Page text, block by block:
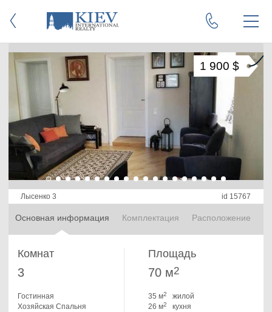
Лысенко 3 id 15767
Основная информация Комплектация Расположение
1 900 $
Комнат
3
Гостинная
Хозяйская Спальня
Площадь
70 м2
35 м2
жилой
26 м2 кухня